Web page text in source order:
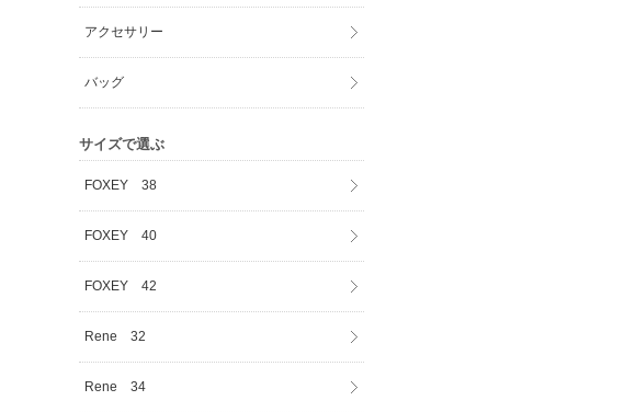
アクセサリー
バッグ
サイズで選ぶ
FOXEY 38
FOXEY 40
FOXEY 42
Rene 32
Rene 34